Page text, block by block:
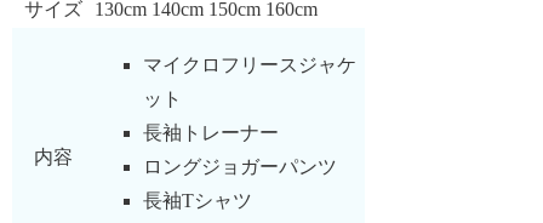
サイズ
130cm 140cm 150cm 160cm
内容
マイクロフリースジャケ
ット
長袖トレーナー
ロングジョガーパンツ
長袖Tシャツ